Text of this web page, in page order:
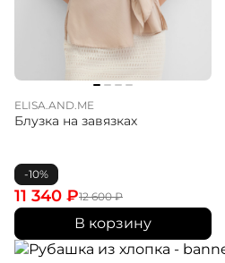
ELISA.AND.ME
Блузка на завязках
-10%
12 600₽
11 340 ₽
В корзину